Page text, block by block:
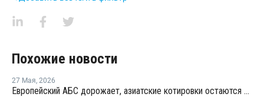
Похожие новости
27 Мая, 2026
Европейский АБС дорожает, азиатские котировки остаются более стабильными